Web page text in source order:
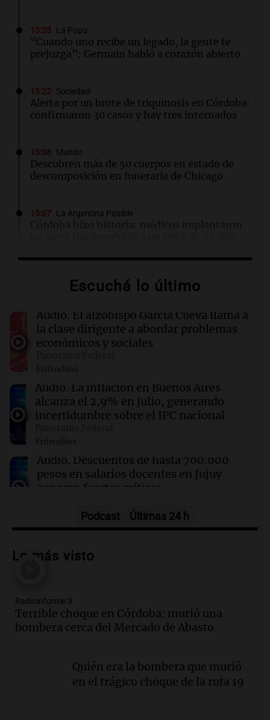
15:23 La Popu
“Cuando uno recibe un legado, la gente te
prejuzga”: Germain habló a corazón abierto
15:22 Sociedad
Alerta por un brote de triquinosis en Córdoba:
confirmaron 30 casos y hay tres internados
15:08 Mundo
Descubren más de 50 cuerpos en estado de
descomposición en funeraria de Chicago
15:07 La Argentina Posible
Córdoba hizo historia: médicos implantaron
La CAF respalda a Infantino tras el cierre del
15:02 Espectáculos
Emily Ceco desmiente romance con Roberto
15:00 Sociedad
Quiniela matutina: conocé los números
ganadores de hoy viernes 7 de agosto.
Escuchá lo último
Audio. El alzobispo García Cueva llama a
la clase dirigente a abordar problemas
económicos y sociales
Episodios
Audio. La inflación en Buenos Aires
alcanza el 2,9% en julio, generando
incertidumbre sobre el IPC nacional
Episodios
Audio. Descuentos de hasta 700.000
pesos en salarios docentes en Jujuy
generan fuertes críticas
Audio.Docentes de Jujuy denuncian
sus salarios y genera alarma
Audio.
fallece tras perder el control de su
vehículo
Docentes de Jujuy enfrentan
descuentos de hasta 700.000 pesos en
Podcast Últimas 24 h
Lo más visto
Radioinforme 3
Terrible choque en Córdoba: murió una
bombera cerca del Mercado de Abasto
Quién era la bombera que murió
en el trágico choque de la ruta 19